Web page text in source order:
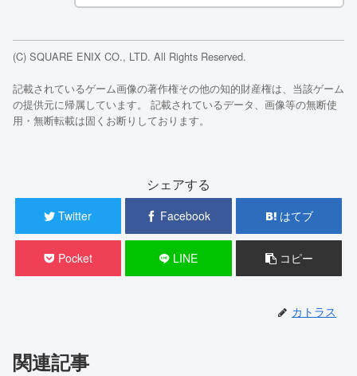
(C) SQUARE ENIX CO., LTD. All Rights Reserved.
記載されているゲーム画像の著作権その他の知的財産権は、当該ゲーム
の提供元に帰属しています。 記載されているデータ、画像等の無断使
用・無断転載は固くお断りしております。
シェアする
Twitter Facebook はてブ
Pocket LINE コピー
カトラス
関連記事